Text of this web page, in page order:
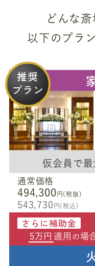
どんな
以下のプラ
推奨
プラン
仮会員で最
通常価格
494,300 円(税抜)
543,730 円(税込)
さらに補助金
5万円 適用 の 場